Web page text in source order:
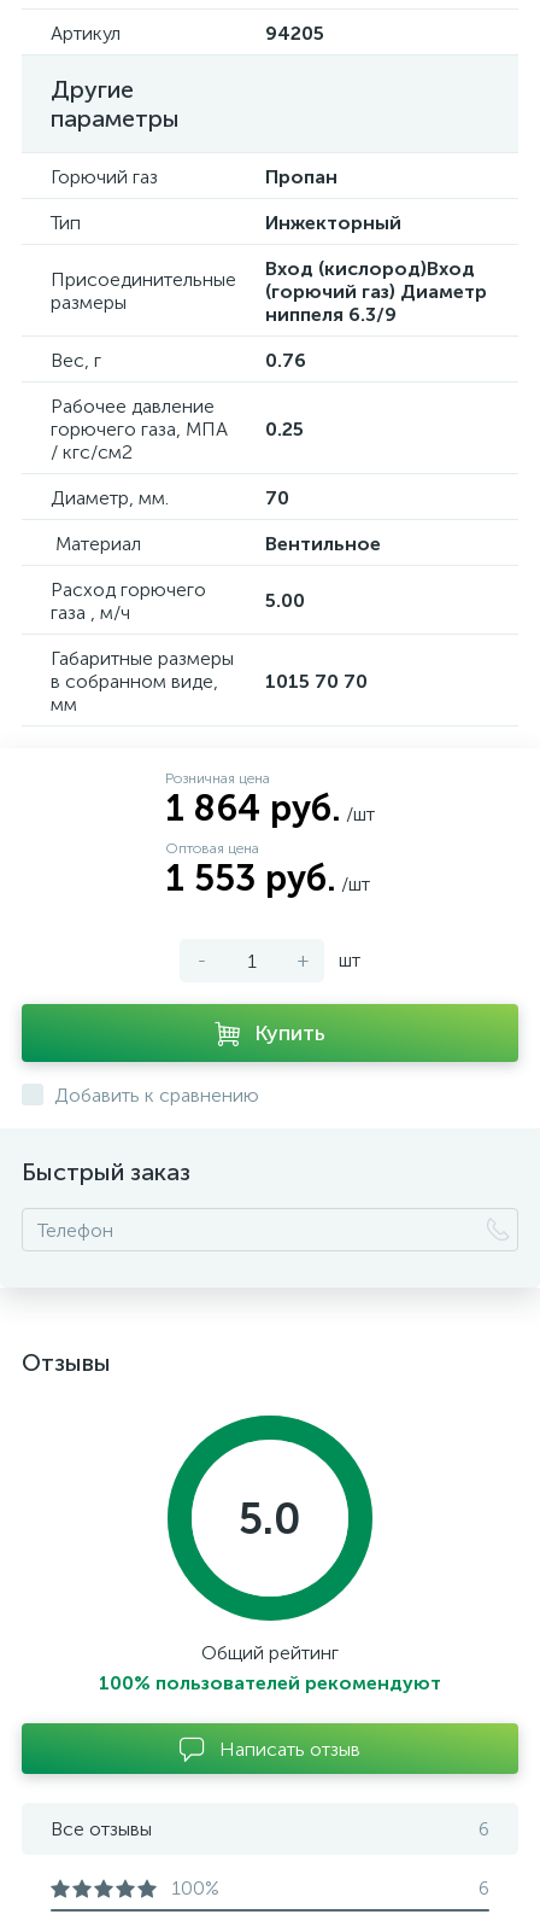
Артикул
94205
Другие
параметры
Горючий газ
Пропан
Тип
Инжекторный
Присоединительные
размеры
Вход (кислород)Вход
(горючий газ) Диаметр
ниппеля 6.3/9
Вес, г
0.76
Рабочее давление
горючего газа, МПА
/ кгс/см2
0.25
Диаметр, мм.
70
Материал
Вентильное
Расход горючего
газа , м/ч
5.00
Габаритные размеры
в собранном виде,
мм
1015 70 70
Розничная цена
1 864 руб. /шт
Оптовая цена
1 553 руб. /шт
- + шт
Купить
Добавить к сравнению
Быстрый заказ
Отзывы
5.0
Общий рейтинг
100% пользователей рекомендуют
Написать отзыв
Все отзывы 6
100% 6